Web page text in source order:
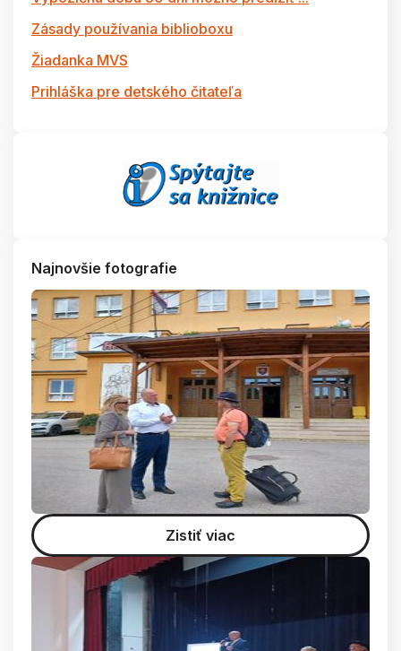
Zásady používania biblioboxu
Žiadanka MVS
Prihláška pre detského čitateľa
Najnovšie fotografie
Zistiť viac